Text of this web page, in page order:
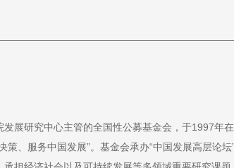
展研究中心主管的全国性公募基金会，于1997年
策、服务中国发展”。基金会承办“中国发展高层论